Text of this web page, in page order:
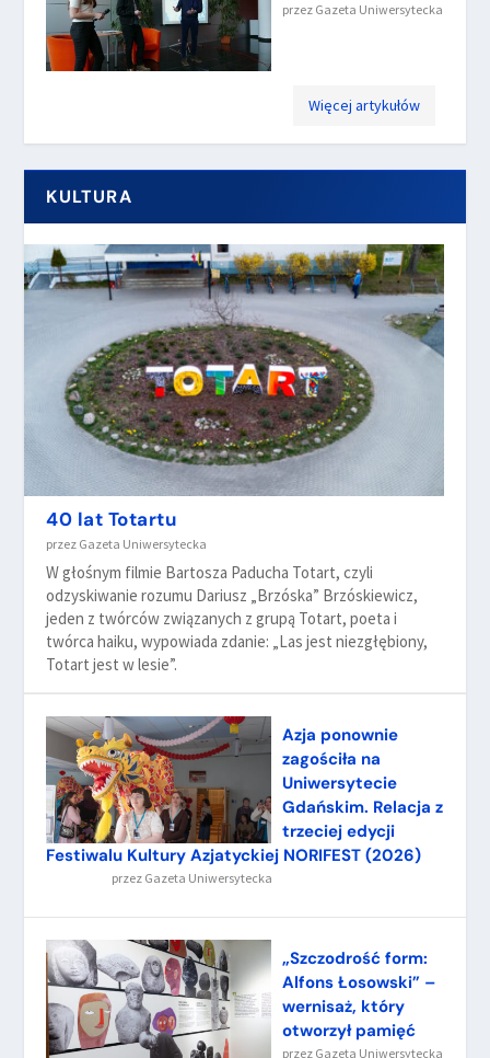
przez Gazeta Uniwersytecka
Więcej artykułów
KULTURA
40 lat Totartu
przez Gazeta Uniwersytecka
W głośnym filmie Bartosza Paducha Totart, czyli
odzyskiwanie rozumu Dariusz „Brzóska” Brzóskiewicz,
jeden z twórców związanych z grupą Totart, poeta i
twórca haiku, wypowiada zdanie: „Las jest niezgłębiony,
Totart jest w lesie”.
Azja ponownie
zagościła na
Uniwersytecie
Gdańskim. Relacja z
trzeciej edycji
Festiwalu Kultury Azjatyckiej NORIFEST (2026)
przez Gazeta Uniwersytecka
„Szczodrość form:
Alfons Łosowski” –
wernisaż, który
otworzył pamięć
przez Gazeta Uniwersytecka